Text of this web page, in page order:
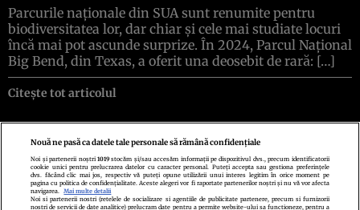
Parcurile naționale din SUA sunt renumite pentru
biodiversitatea lor, dar chiar și cele mai studiate locuri
încă mai pot ascunde surprize. În 2024, Parcul Național
Big Bend, din Texas, a oferit una deosebit de rară: […]
Citește tot articolul
Politica de confidenţialitatePolitica de cookiesTermeni şi condiţii
Echipa redacționalăContactSetări Cookies
Nouă ne pasă ca datele tale personale să rămână confidențiale
Noi și partenerii noștri1019 stocăm și/sau accesăm informații pe dispozitivul dvs., precum identificatorii
cookie unici pentru prelucrarea datelor cu caracter personal. Puteți accepta sau gestiona preferințele
dvs. făcând clic mai jos, respectiv vă puteți opune utilizării unui interes legitim în orice moment pe
pagina cu politica de confidențialitate. Aceste alegeri vor fi raportate partenerilor noștri și nu vă vor afecta
navigarea.
Mai multe detalii
Noi si partenerii nostri (retelele de socializare si agentiile de publicitate partenere, precum si furnizorii
nostri de servicii de date analitice) prelucram date pentru a permite website-ului sa functioneze, pentru a